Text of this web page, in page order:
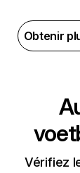
Obtenir
Vérifiez